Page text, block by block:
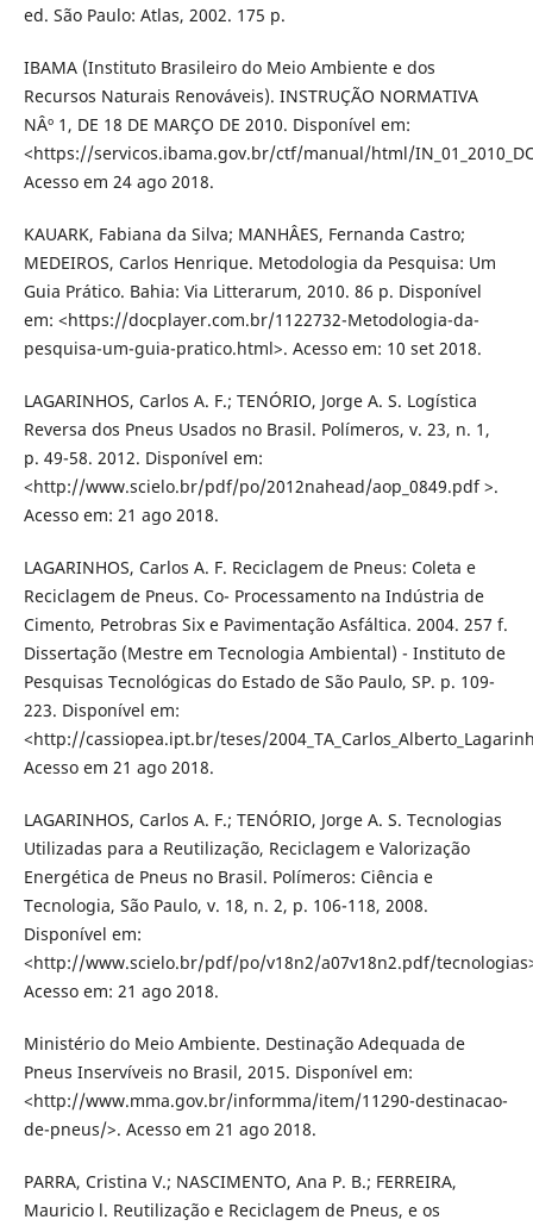
ed. São Paulo: Atlas, 2002. 175 p.
IBAMA (Instituto Brasileiro do Meio Ambiente e dos
Recursos Naturais Renováveis). INSTRUÇÃO NORMATIVA
NÂº 1, DE 18 DE MARÇO DE 2010. Disponível em:
<https://servicos.ibama.gov.br/ctf/manual/html/
Acesso em 24 ago 2018.
KAUARK, Fabiana da Silva; MANHÂES, Fernanda Castro;
MEDEIROS, Carlos Henrique. Metodologia da Pesquisa: Um
Guia Prático. Bahia: Via Litterarum, 2010. 86 p. Disponível
em: <https://docplayer.com.br/1122732-Metodologia-da-
pesquisa-um-guia-pratico.html>. Acesso em: 10 set 2018.
LAGARINHOS, Carlos A. F.; TENÓRIO, Jorge A. S. Logística
Reversa dos Pneus Usados no Brasil. Polímeros, v. 23, n. 1,
p. 49-58. 2012. Disponível em:
<http://www.scielo.br/pdf/po/2012nahead/aop_0849.pdf >.
Acesso em: 21 ago 2018.
LAGARINHOS, Carlos A. F. Reciclagem de Pneus: Coleta e
Reciclagem de Pneus. Co- Processamento na Indústria de
Cimento, Petrobras Six e Pavimentação Asfáltica. 2004. 257 f.
Dissertação (Mestre em Tecnologia Ambiental) - Instituto de
Pesquisas Tecnológicas do Estado de São Paulo, SP. p. 109-
223. Disponível em:
<http://cassiopea.ipt.br/teses/
Acesso em 21 ago 2018.
LAGARINHOS, Carlos A. F.; TENÓRIO, Jorge A. S. Tecnologias
Utilizadas para a Reutilização, Reciclagem e Valorização
Energética de Pneus no Brasil. Polímeros: Ciência e
Tecnologia, São Paulo, v. 18, n. 2, p. 106-118, 2008.
Disponível em:
<http://www.scielo.br/pdf/po/v18n2/a07v18n2.pdf/
Acesso em: 21 ago 2018.
Ministério do Meio Ambiente. Destinação Adequada de
Pneus Inservíveis no Brasil, 2015. Disponível em:
<http://www.mma.gov.br/informma/item/11290-destinacao-
de-pneus/>. Acesso em 21 ago 2018.
PARRA, Cristina V.; NASCIMENTO, Ana P. B.; FERREIRA,
Mauricio l. Reutilização e Reciclagem de Pneus, e os